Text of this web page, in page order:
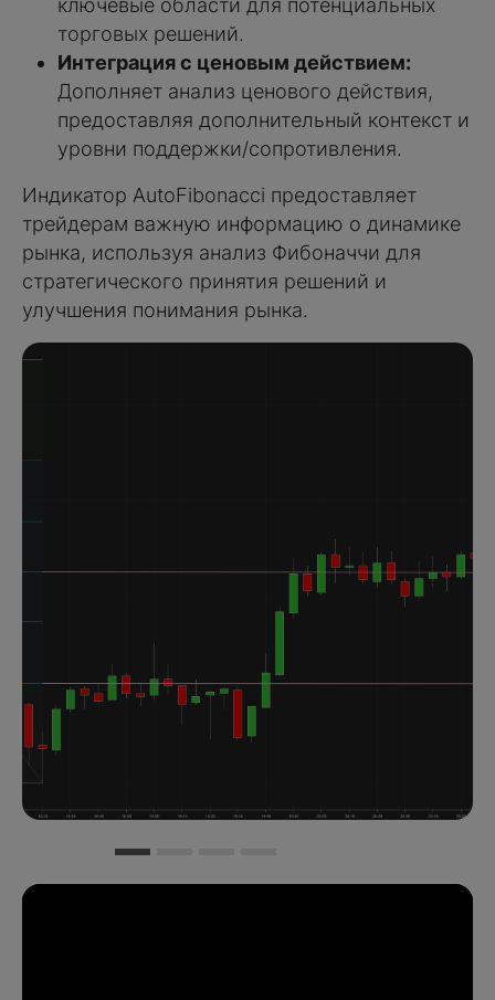
ключевые области для потенциальных
торговых решений.
Интеграция с ценовым действием:
Дополняет анализ ценового действия,
предоставляя дополнительный контекст и
уровни поддержки/сопротивления.
Индикатор AutoFibonacci предоставляет
трейдерам важную информацию о динамике
рынка, используя анализ Фибоначчи для
стратегического принятия решений и
улучшения понимания рынка.